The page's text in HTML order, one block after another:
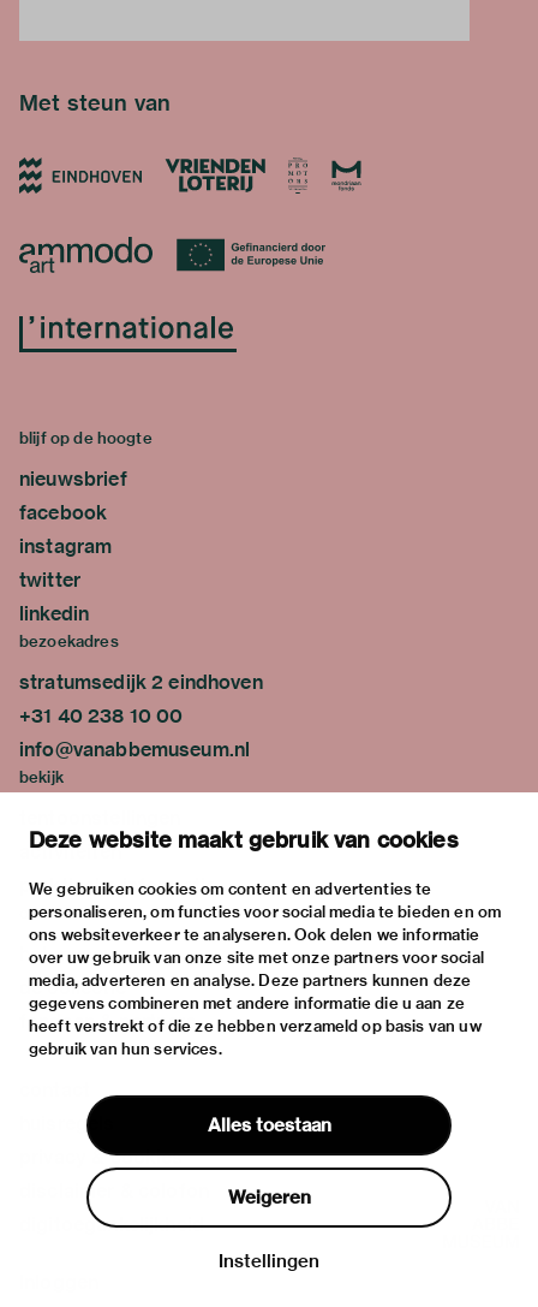
Deze website maakt gebruik van cookies
We gebruiken cookies om content en advertenties te
personaliseren, om functies voor social media te bieden en om
ons websiteverkeer te analyseren. Ook delen we informatie
over uw gebruik van onze site met onze partners voor social
media, adverteren en analyse. Deze partners kunnen deze
gegevens combineren met andere informatie die u aan ze
heeft verstrekt of die ze hebben verzameld op basis van uw
gebruik van hun services.
Alles toestaan
Weigeren
Instellingen
Met steun van
blijf op de hoogte
nieuwsbrief
facebook
instagram
twitter
linkedin
bezoekadres
stratumsedijk 2 eindhoven
+31 40 238 10 00
info@vanabbemuseum.nl
bekijk
activiteiten
praktische informatie
over
het museum
de collectie
fondsen & partners
huisregels
privacy & cookies
disclaimer & colofon
digitoegankelijkheid